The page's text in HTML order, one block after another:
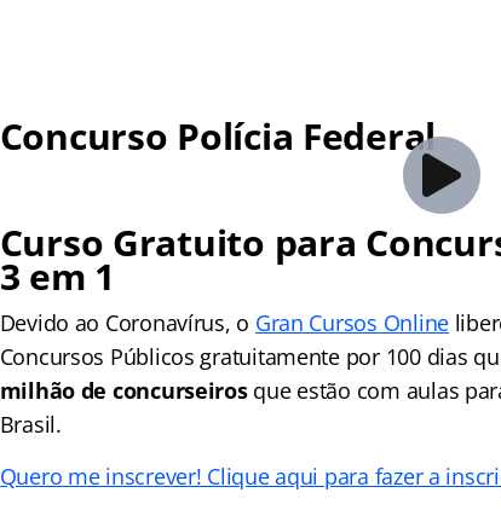
Concurso Polícia Federal
Curso Gratuito para
3 em 1
Devido ao Coronavírus, o Gran Cursos Online
Concursos Públicos gratuitamente por 100 dias
milhão de concurseirosque estão com aulas
Brasil.
Quero me inscrever! Clique aqui para fazer a